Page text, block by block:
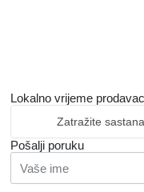
Lokalno vrijeme
Zatražite
Pošalji poruku